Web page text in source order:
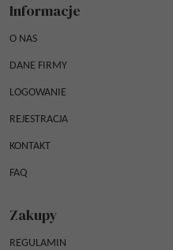
Informacje
O NAS
DANE FIRMY
LOGOWANIE
REJESTRACJA
KONTAKT
FAQ
Zakupy
REGULAMIN